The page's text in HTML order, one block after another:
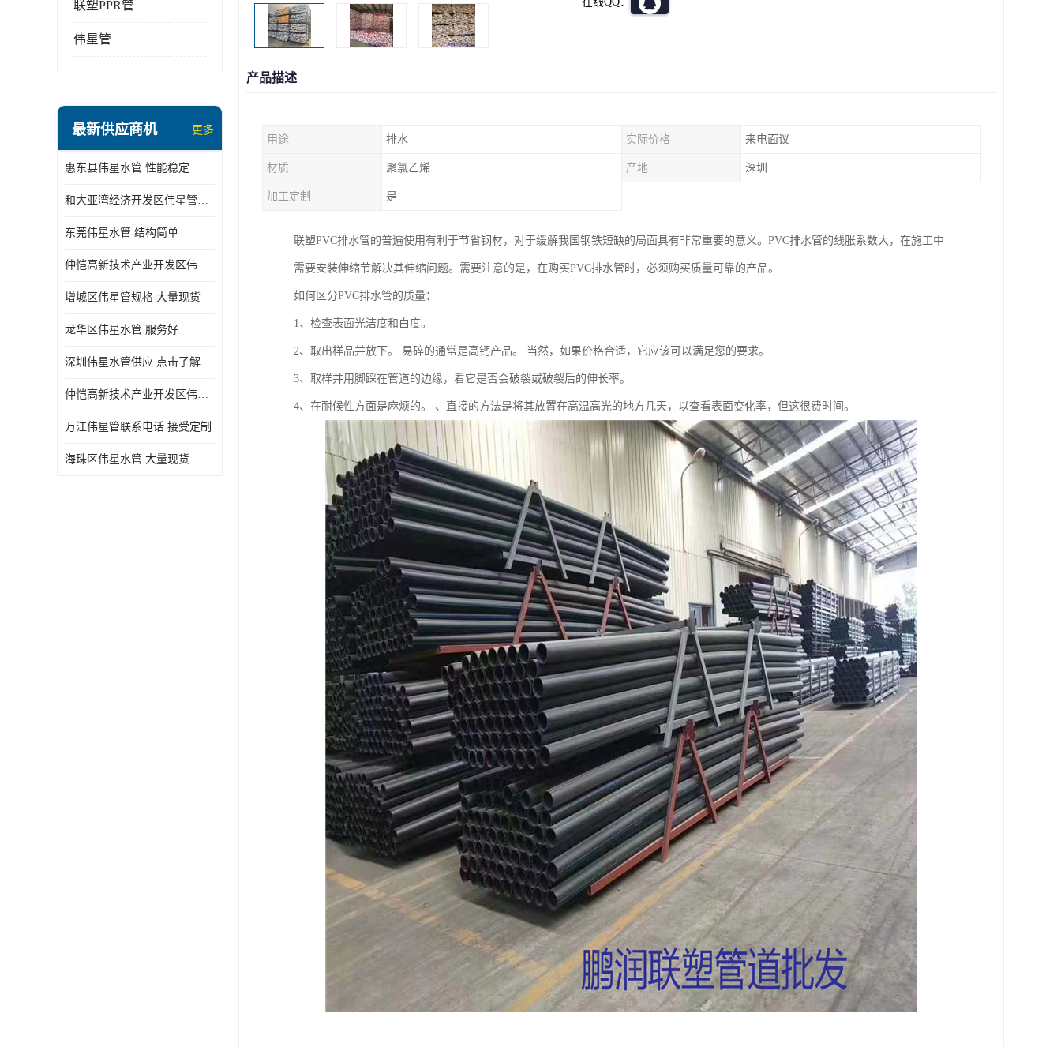
联塑PPR管
伟星管
最新供应商机 更多
惠东县伟星水管 性能稳定
和大亚湾经济开发区伟星管批发
东莞伟星水管 结构简单
仲恺高新技术产业开发区伟星管型号 技术成熟
增城区伟星管规格 大量现货
龙华区伟星水管 服务好
深圳伟星水管供应 点击了解
仲恺高新技术产业开发区伟星水管 大量现货
万江伟星管联系电话 接受定制
海珠区伟星水管 大量现货
产品描述
用途 排水 实际价格 来电面议
材质 聚氯乙烯 产地 深圳
加工定制 是
联塑PVC排水管的普遍使用有利于节省钢材，对于缓解我国钢铁短缺的局面具有非常重要的意义。PVC排水管的线胀系数大，在施工中
需要安装伸缩节解决其伸缩问题。需要注意的是，在购买PVC排水管时，必须购买质量可靠的产品。
如何区分PVC排水管的质量：
1、检查表面光洁度和白度。
2、取出样品并放下。 易碎的通常是高钙产品。 当然，如果价格合适，它应该可以满足您的要求。
3、取样并用脚踩在管道的边缘，看它是否会破裂或破裂后的伸长率。
4、在耐候性方面是麻烦的。 、直接的方法是将其放置在高温高光的地方几天，以查看表面变化率，但这很费时间。